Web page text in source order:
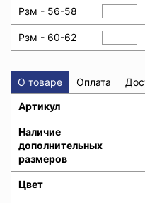
Рзм - 56-58
Рзм - 60-62
О товаре Оплата
Артикул
Наличие
дополнительных
размеров
Цвет